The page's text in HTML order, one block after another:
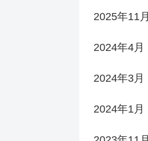
2025年11月
2024年4月
2024年3月
2024年1月